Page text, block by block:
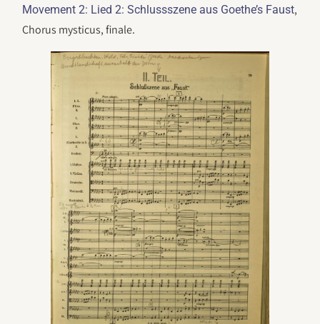
Movement 2: Lied 2: Schlussszene aus Goethe’s Faust,
Chorus mysticus, finale.